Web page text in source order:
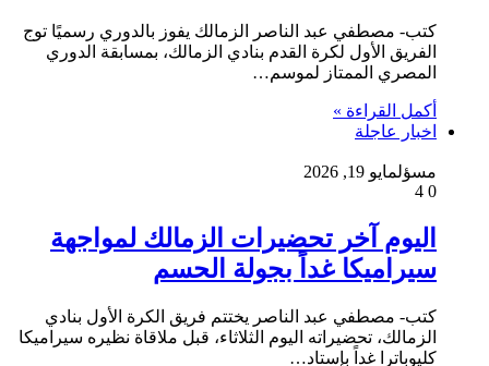
كتب- مصطفي عبد الناصر الزمالك يفوز بالدوري رسميًا توج
الفريق الأول لكرة القدم بنادي الزمالك، بمسابقة الدوري
المصري الممتاز لموسم…
أكمل القراءة »
اخبار عاجلة
مسؤلمايو 19, 2026
0
اليوم آخر تحضيرات الزمالك لمواجهة
سيراميكا غداً بجولة الحسم
كتب- مصطفي عبد الناصر يختتم فريق الكرة الأول بنادي
الزمالك، تحضيراته اليوم الثلاثاء، قبل ملاقاة نظيره سيراميكا
كليوباترا غداً بإستاد…